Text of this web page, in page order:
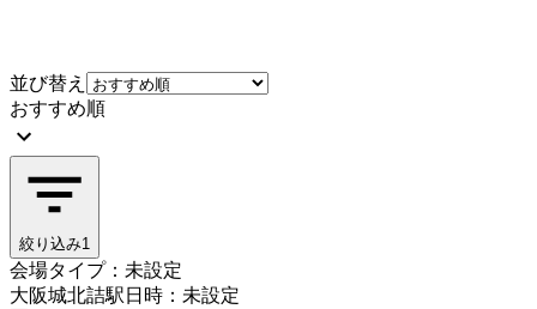
並び替え
おすすめ順
絞り込み1
会場タイプ：未設定
大阪城北詰駅日時：未設定